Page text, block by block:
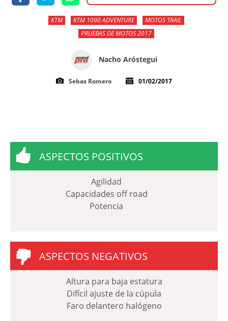
KTM KTM 1090 ADVENTURE
MOTOS TRAIL
PRUEBAS DE MOTOS 2017
Nacho Aróstegui
Sebas Romero 01/02/2017
ASPECTOS POSITIVOS
Agilidad
Capacidades off road
Potencia
ASPECTOS NEGATIVOS
Altura para baja estatura
Difícil ajuste de la cúpula
Faro delantero halógeno